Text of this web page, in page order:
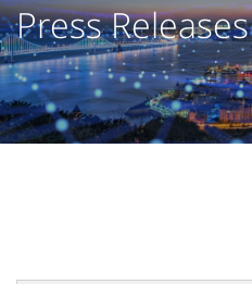
Press Releases